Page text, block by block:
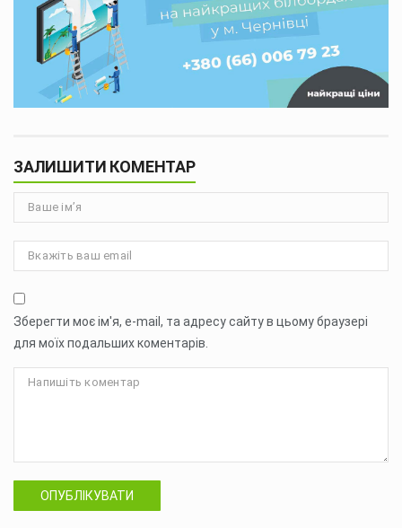
ЗАЛИШИТИ КОМЕНТАР
Зберегти моє ім'я, e-mail, та адресу сайту в цьому браузері
для моїх подальших коментарів.
ОПУБЛІКУВАТИ